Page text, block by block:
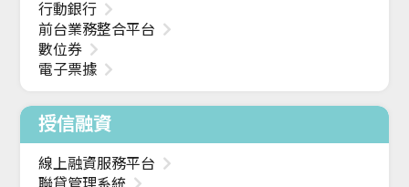
行動銀行
前台業務整合平台
數位券
電子票據
授信融資
線上融資服務平台